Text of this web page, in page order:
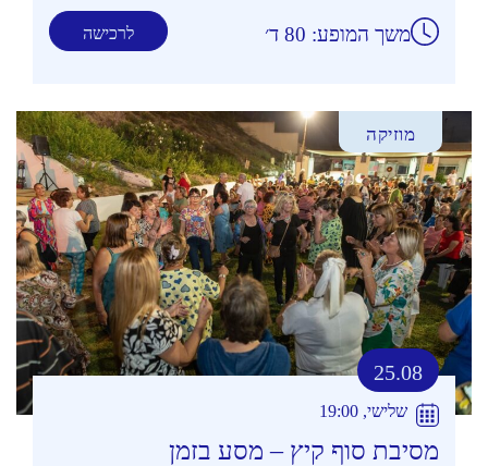
לרכישה משך המופע: 80 ד׳
מוזיקה
25.08
שלישי, 19:00
מסיבת סוף קיץ – מסע בזמן